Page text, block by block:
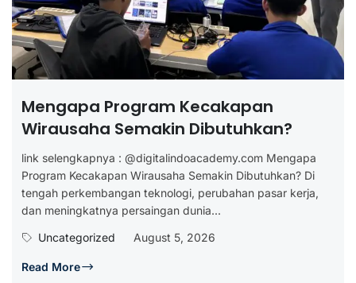
Mengapa Program Kecakapan
Wirausaha Semakin Dibutuhkan?
link selengkapnya : @digitalindoacademy.com Mengapa
Program Kecakapan Wirausaha Semakin Dibutuhkan? Di
tengah perkembangan teknologi, perubahan pasar kerja,
dan meningkatnya persaingan dunia...
Uncategorized
August 5, 2026
Read More